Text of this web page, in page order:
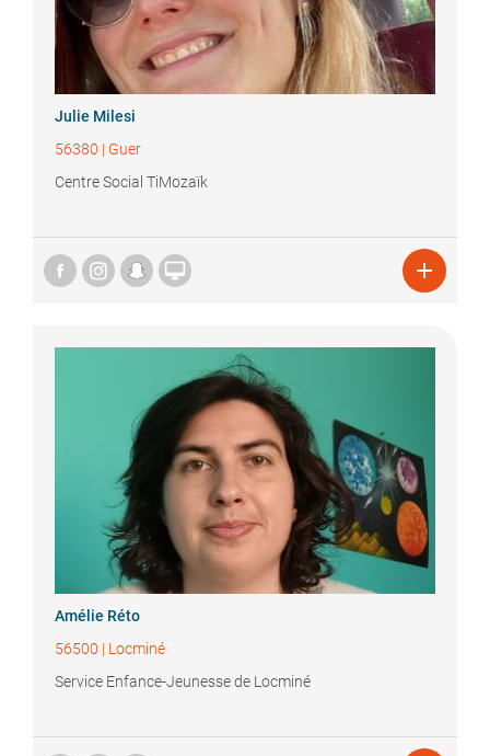
Julie Milesi
56380 | Guer
Centre Social TiMozaïk
 
Amélie Réto
56500 | Locminé
Service Enfance-Jeunesse de Locminé